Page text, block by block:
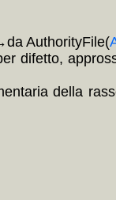
AuthorityFile(
difetto,
della